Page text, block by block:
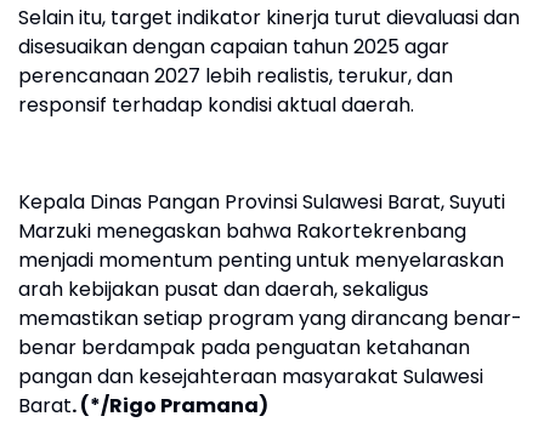
Selain itu, target indikator kinerja turut dievaluasi dan
disesuaikan dengan capaian tahun 2025 agar
perencanaan 2027 lebih realistis, terukur, dan
responsif terhadap kondisi aktual daerah.
Kepala Dinas Pangan Provinsi Sulawesi Barat, Suyuti
Marzuki menegaskan bahwa Rakortekrenbang
menjadi momentum penting untuk menyelaraskan
arah kebijakan pusat dan daerah, sekaligus
memastikan setiap program yang dirancang benar-
benar berdampak pada penguatan ketahanan
pangan dan kesejahteraan masyarakat Sulawesi
Barat. (*/Rigo Pramana)